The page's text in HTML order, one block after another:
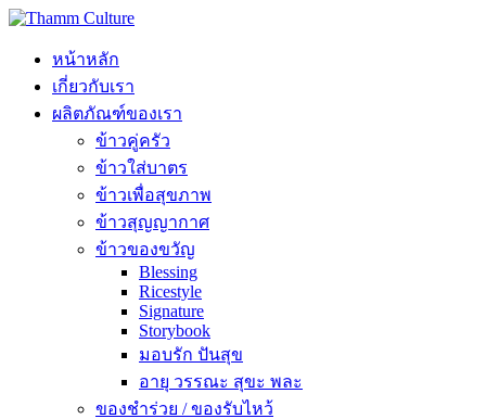
หน้าหลัก
เกี่ยวกับเรา
ผลิตภัณฑ์ของเรา
ข้าวคู่ครัว
ข้าวใส่บาตร
ข้าวเพื่อสุขภาพ
ข้าวสุญญากาศ
ข้าวของขวัญ
Blessing
Ricestyle
Signature
Storybook
มอบรัก ปันสุข
อายุ วรรณะ สุขะ พละ
ของชำร่วย / ของรับไหว้